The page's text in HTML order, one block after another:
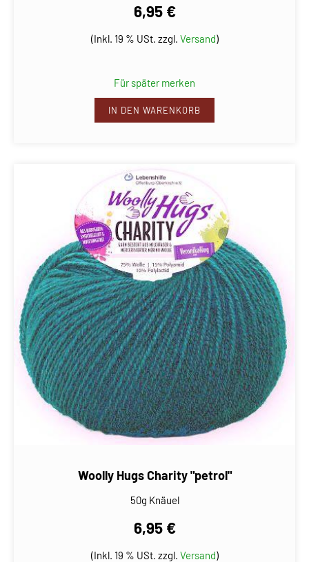
6,95 €
(Inkl. 19 % USt. zzgl. Versand)
Für später merken
IN DEN WARENKORB
Woolly Hugs Charity "petrol"
50g Knäuel
6,95 €
(Inkl. 19 % USt. zzgl. Versand)